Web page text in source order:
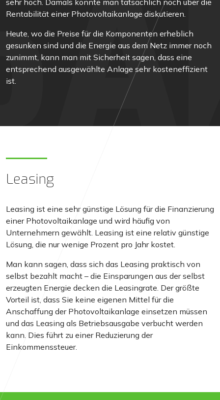
sehr hoch. Damals konnte man tatsächlich noch über die
Rentabilität einer Photovoltaikanlage diskutieren.
Heute, wo die Preise für die Komponenten erheblich
gesunken sind und die Energie aus dem Netz immer noch
zunimmt, kann man mit Sicherheit sagen, dass eine
entsprechend ausgewählte Anlage sehr kosteneffizient
ist.
Leasing
Leasing ist eine sehr günstige Lösung für die Finanzierung
einer Photovoltaikanlage und wird häufig von
Unternehmern gewählt. Leasing ist eine relativ günstige
Lösung, die nur wenige Prozent pro Jahr kostet.
Man kann sagen, dass sich das Leasing praktisch von
selbst bezahlt macht – die Einsparungen aus der selbst
erzeugten Energie decken die Leasingrate. Der größte
Vorteil ist, dass Sie keine eigenen Mittel für die
Anschaffung der Photovoltaikanlage einsetzen müssen
und das Leasing als Betriebsausgabe verbucht werden
kann. Dies führt zu einer Reduzierung der
Einkommenssteuer.